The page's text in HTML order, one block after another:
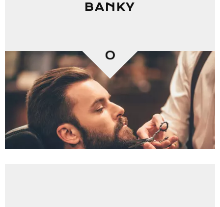
BANKY
0